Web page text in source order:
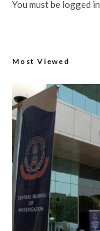
You must be logged in
Most Viewed